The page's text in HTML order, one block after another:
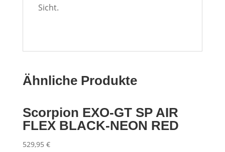
Sicht.
Ähnliche Produkte
Scorpion EXO-GT SP AIR
FLEX BLACK-NEON RED
529,95 €